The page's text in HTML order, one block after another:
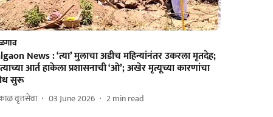
News : ‘त्या’ मुलाचा अडीच महिन्यांनंतर उकरला मृतदेह;
आर्त हाकेला प्रशासनाची ‘ओ’; अखेर मृत्यूच्या कारणांचा
सुरू
वृत्तसेवा 03 June 2026 2min read